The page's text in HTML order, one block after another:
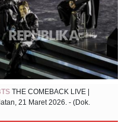
THE COMEBACK LIVE |
21 Maret 2026. - (Dok.